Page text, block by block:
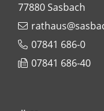
77880Sasbach
07841 686-0
07841 686-40